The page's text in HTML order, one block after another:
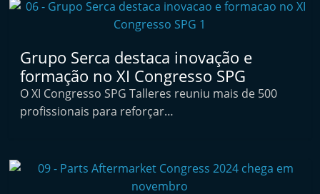
e
n
d
e
e
Grupo Serca destaca inovação e
formação no XI Congresso SPG
O XI Congresso SPG Talleres reuniu mais de 500
profissionais para reforçar…